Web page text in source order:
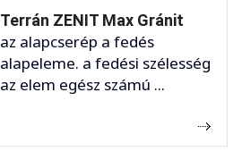
Terrán ZENIT Max Gránit
az alapcserép a fedés
alapeleme. a fedési szélesség
az elem egész számú ...